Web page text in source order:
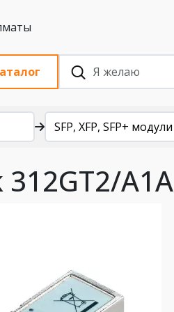
НДС, Алматы
SFP, XFP, SFP+ модули
A1A